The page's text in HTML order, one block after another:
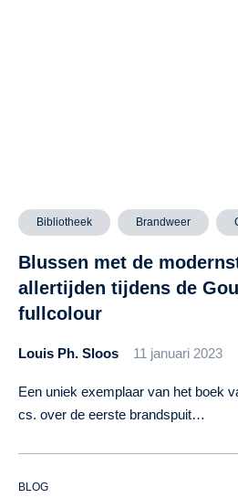
Bibliotheek Brandweer
Blussen met de
allertijden tijdens de
fullcolour
Louis Ph. Sloos 11 januari 2023
Een uniek exemplaar van het boek
cs. over de eerste brandspuit…
BLOG